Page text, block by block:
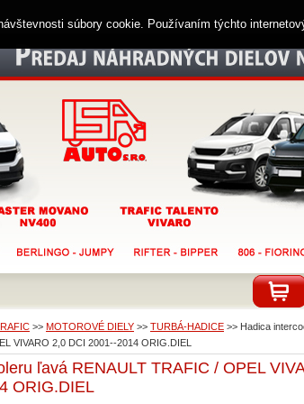
>> MOTOROVÉ DIELY >> TURBÁ-HADICE >> Hadica
VIVARO 2,0 DCI 2001--2014 ORIG.DIEL
ľavá RENAULT TRAFIC / OPEL
ORIG.DIEL
súbory cookie. Používaním týchto